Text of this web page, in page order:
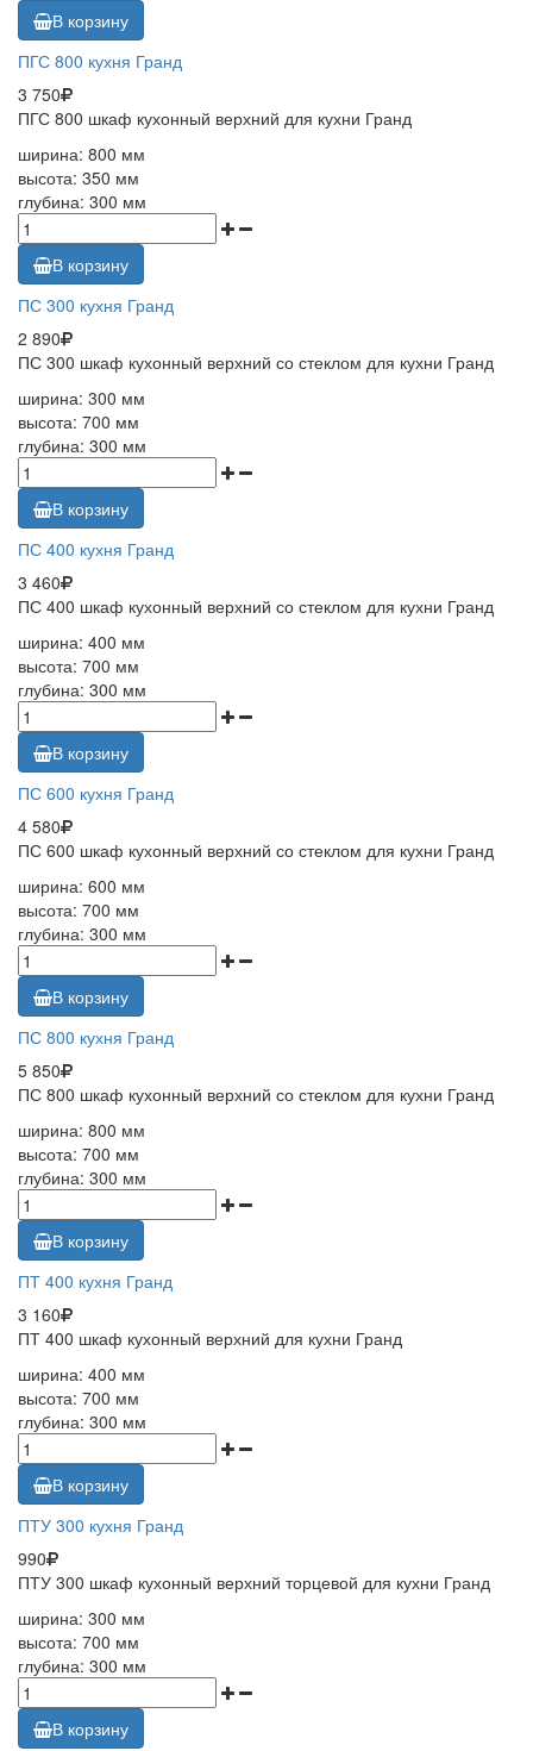
В корзину
ПГС 800 кухня Гранд
3 750
ПГС 800 шкаф кухонный верхний для кухни Гранд
ширина: 800 мм
высота: 350 мм
глубина: 300 мм
В корзину
ПС 300 кухня Гранд
2 890
ПС 300 шкаф кухонный верхний со стеклом для кухни Гранд
ширина: 300 мм
высота: 700 мм
глубина: 300 мм
В корзину
ПС 400 кухня Гранд
3 460
ПС 400 шкаф кухонный верхний со стеклом для кухни Гранд
ширина: 400 мм
высота: 700 мм
глубина: 300 мм
В корзину
ПС 600 кухня Гранд
4 580
ПС 600 шкаф кухонный верхний со стеклом для кухни Гранд
ширина: 600 мм
высота: 700 мм
глубина: 300 мм
В корзину
ПС 800 кухня Гранд
5 850
ПС 800 шкаф кухонный верхний со стеклом для кухни Гранд
ширина: 800 мм
высота: 700 мм
глубина: 300 мм
В корзину
ПТ 400 кухня Гранд
3 160
ПТ 400 шкаф кухонный верхний для кухни Гранд
ширина: 400 мм
высота: 700 мм
глубина: 300 мм
В корзину
ПТУ 300 кухня Гранд
990
ПТУ 300 шкаф кухонный верхний торцевой для кухни Гранд
ширина: 300 мм
высота: 700 мм
глубина: 300 мм
В корзину